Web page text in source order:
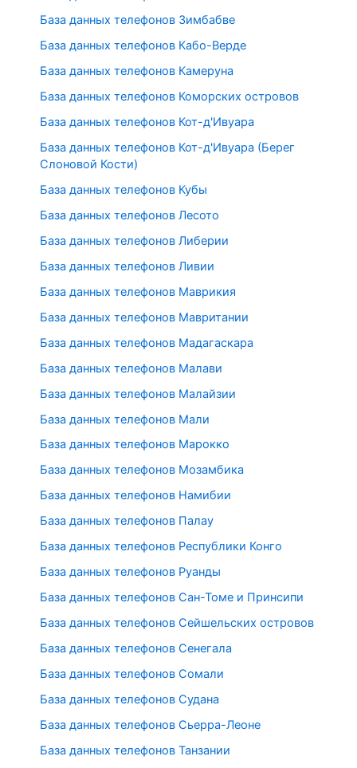
База данных телефонов Зимбабве
База данных телефонов Кабо-Верде
База данных телефонов Камеруна
База данных телефонов Коморских островов
База данных телефонов Кот-д'Ивуара
База данных телефонов Кот-д'Ивуара (Берег
Слоновой Кости)
База данных телефонов Кубы
База данных телефонов Лесото
База данных телефонов Либерии
База данных телефонов Ливии
База данных телефонов Маврикия
База данных телефонов Мавритании
База данных телефонов Мадагаскара
База данных телефонов Малави
База данных телефонов Малайзии
База данных телефонов Мали
База данных телефонов Марокко
База данных телефонов Мозамбика
База данных телефонов Намибии
База данных телефонов Палау
База данных телефонов Республики Конго
База данных телефонов Руанды
База данных телефонов Сан-Томе и Принсипи
База данных телефонов Сейшельских островов
База данных телефонов Сенегала
База данных телефонов Сомали
База данных телефонов Судана
База данных телефонов Сьерра-Леоне
База данных телефонов Танзании